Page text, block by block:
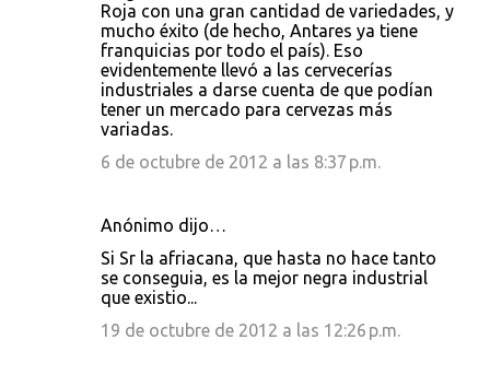
Roja con una gran cantidad de variedades, y
mucho éxito (de hecho, Antares ya tiene
franquicias por todo el país). Eso
evidentemente llevó a las cervecerías
industriales a darse cuenta de que podían
tener un mercado para cervezas más
variadas.
6 de octubre de 2012 a las 8:37 p.m.
Anónimo dijo…
Si Sr la afriacana, que hasta no hace tanto
se conseguia, es la mejor negra industrial
que existio...
19 de octubre de 2012 a las 12:26 p.m.